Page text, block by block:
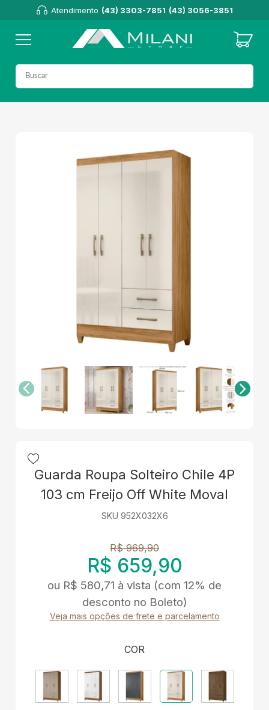
Atendimento (43) 3303-7851 (43) 3056-3851
Guarda Roupa Solteiro Chile 4P
103 cm Freijo Off White Moval
SKU 952X032X6
R$ 969,90
R$ 659,90
ou R$ 580,71 à vista (com 12% de
desconto no Boleto)
Veja mais opções de frete e parcelamento
COR